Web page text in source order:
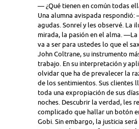
— ¿Qué tienen en común todas
Una alumna avispada respondió:
agudas. Sonreí y les observé. La
mirada, la pasión en el alma.
va a ser para ustedes lo que el
John Coltrane, su instrumento
trabajo. En su interpretación y
olvidar que ha de prevalecer la
de los sentimientos. Sus clientes
toda una expropiación de sus
noches. Descubrir la verdad, les
complicado que hallar un botón
Gobi. Sin embargo, la justicia